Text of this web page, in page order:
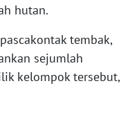
hutan.
tembak,
sejumlah
kelompok tersebut,